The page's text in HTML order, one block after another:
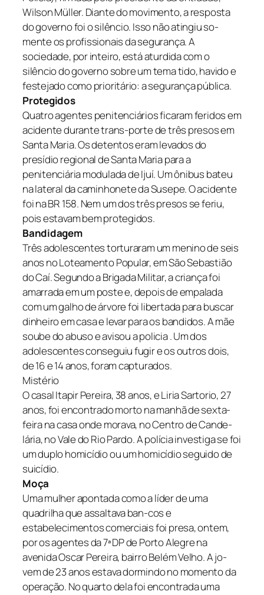
Wilson Müller. Diante do movimento, a resposta
do governo foi o silêncio. Isso não atingiu so-
mente os profissionais da segurança. A
sociedade, por inteiro, está aturdida com o
silêncio do governo sobre um tema tido, havido e
festejado como prioritário: a segurança pública.
Protegidos
Quatro agentes penitenciários ficaram feridos em
acidente durante trans-porte de três presos em
Santa Maria. Os detentos eram levados do
presídio regional de Santa Maria para a
penitenciária modulada de Ijuí. Um ônibus bateu
na lateral da caminhonete da Susepe. O acidente
foi na BR 158. Nem um dos três presos se feriu,
pois estavam bem protegidos.
Bandidagem
Três adolescentes torturaram um menino de seis
anos no Loteamento Popular, em São Sebastião
do Caí. Segundo a Brigada Militar, a criança foi
amarrada em um poste e, depois de empalada
com um galho de árvore foi libertada para buscar
dinheiro em casa e levar para os bandidos. A mãe
soube do abuso e avisou a policia . Um dos
adolescentes conseguiu fugir e os outros dois,
de 16 e 14 anos, foram capturados.
Mistério
O casal Itapir Pereira, 38 anos, e Liria Sartorio, 27
anos, foi encontrado morto na manhã de sexta-
feira na casa onde morava, no Centro de Cande-
lária, no Vale do Rio Pardo. A polícia investiga se foi
um duplo homicídio ou um homicídio seguido de
suicídio.
Moça
Uma mulher apontada como a líder de uma
quadrilha que assaltava ban-cos e
estabelecimentos comerciais foi presa, ontem,
por os agentes da 7ª DP de Porto Alegre na
avenida Oscar Pereira, bairro Belém Velho. A jo-
vem de 23 anos estava dormindo no momento da
operação. No quarto dela foi encontrada uma